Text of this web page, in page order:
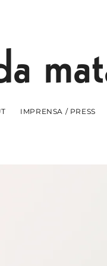
IMPRENSA / PRESS